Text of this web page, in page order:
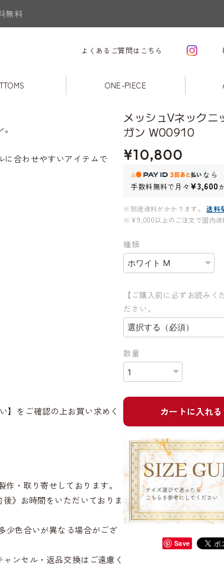
無料
よくあるご質問はこちら
ONE-PIECE
に合わせやすいアイテムで
】をご確認の上お買い求めく
・取り寄せしております。
》お時間をいただいておりま
少色合いが異なる場合がござ
ンセル・返品交換はご遠慮く
メッシュVネックニ
ガン W00910
¥10,800
なら
手数料無料で月々 ¥3,600
※別途送料がかかります。
送料
※¥9,000以上のご注文で国内送
種類
【ご購入前に必ずお読みく
ださい。
数量
カートに入れる
Save